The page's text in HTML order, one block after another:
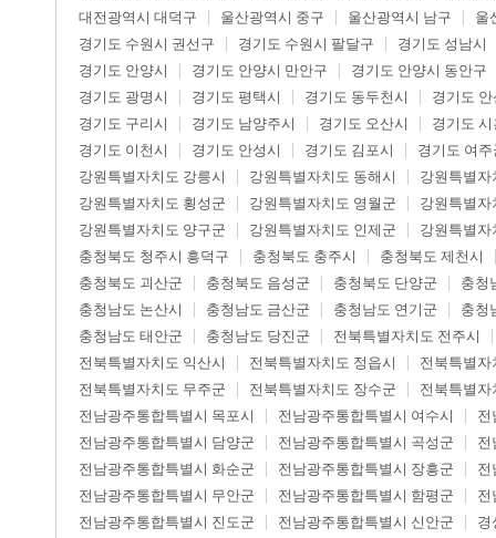
대전광역시 대덕구
울산광역시 중구 울산광역시 남구
울
경기도 수원시 권선구
경기도 수원시 팔달구
경기도 성남시
경기도 안양시
경기도 안양시 만안구
경기도 안양시 동안구
경기도 광명시
경기도 평택시 경기도 동두천시
경기도
경기도 구리시
경기도 남양주시 경기도 오산시
경기도
경기도 이천시
경기도 안성시 경기도 김포시
경기도 여주
강원특별자치도 강릉시
강원특별자치도 동해시
강원특별자
강원특별자치도 횡성군
강원특별자치도 영월군
강원특별자
강원특별자치도 양구군
강원특별자치도 인제군
강원특별자
충청북도 청주시 흥덕구
충청북도 충주시
충청북도 제천시
충청북도 괴산군
충청북도 음성군 충청북도 단양군
충청
충청남도 논산시
충청남도 금산군 충청남도 연기군
충청
충청남도 태안군
충청남도 당진군
전북특별자치도 전주시
전북특별자치도 익산시
전북특별자치도 정읍시
전북특별자
전북특별자치도 무주군
전북특별자치도 장수군
전북특별자
전남광주통합특별시 목포시
전남광주통합특별시 여수시
전
전남광주통합특별시 담양군
전남광주통합특별시 곡성군
전
전남광주통합특별시 화순군
전남광주통합특별시 장흥군
전
전남광주통합특별시 무안군
전남광주통합특별시 함평군
전
전남광주통합특별시 진도군
전남광주통합특별시 신안군
경